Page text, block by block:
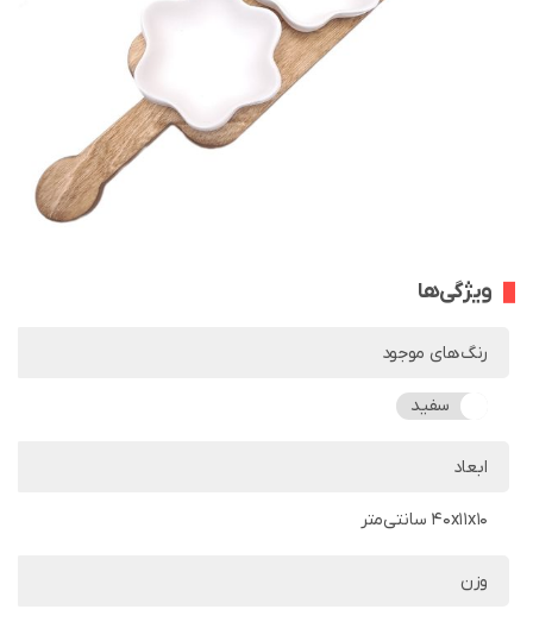
ویژگی‌ها
رنگ‌های موجود
سفید
ابعاد
40x11x10 سانتی‌متر
وزن